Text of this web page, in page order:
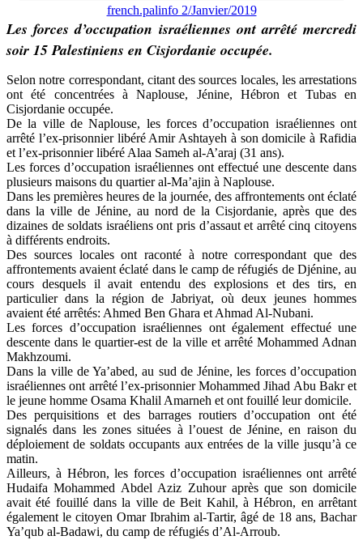
french.palinfo 2/Janvier/2019
Les forces d’occupation israéliennes ont arrêté mercredi
soir 15 Palestiniens en Cisjordanie occupée.
Selon notre correspondant, citant des sources locales, les arrestations
ont été concentrées à Naplouse, Jénine, Hébron et Tubas en
Cisjordanie occupée.
De la ville de Naplouse, les forces d’occupation israéliennes ont
arrêté l’ex-prisonnier libéré Amir Ashtayeh à son domicile à Rafidia
et l’ex-prisonnier libéré Alaa Sameh al-A’araj (31 ans).
Les forces d’occupation israéliennes ont effectué une descente dans
plusieurs maisons du quartier al-Ma’ajin à Naplouse.
Dans les premières heures de la journée, des affrontements ont éclaté
dans la ville de Jénine, au nord de la Cisjordanie, après que des
dizaines de soldats israéliens ont pris d’assaut et arrêté cinq citoyens
à différents endroits.
Des sources locales ont raconté à notre correspondant que des
affrontements avaient éclaté dans le camp de réfugiés de Djénine, au
cours desquels il avait entendu des explosions et des tirs, en
particulier dans la région de Jabriyat, où deux jeunes hommes
avaient été arrêtés: Ahmed Ben Ghara et Ahmad Al-Nubani.
Les forces d’occupation israéliennes ont également effectué une
descente dans le quartier-est de la ville et arrêté Mohammed Adnan
Makhzoumi.
Dans la ville de Ya’abed, au sud de Jénine, les forces d’occupation
israéliennes ont arrêté l’ex-prisonnier Mohammed Jihad Abu Bakr et
le jeune homme Osama Khalil Amarneh et ont fouillé leur domicile.
Des perquisitions et des barrages routiers d’occupation ont été
signalés dans les zones situées à l’ouest de Jénine, en raison du
déploiement de soldats occupants aux entrées de la ville jusqu’à ce
matin.
Ailleurs, à Hébron, les forces d’occupation israéliennes ont arrêté
Hudaifa Mohammed Abdel Aziz Zuhour après que son domicile
avait été fouillé dans la ville de Beit Kahil, à Hébron, en arrêtant
également le citoyen Omar Ibrahim al-Tartir, âgé de 18 ans, Bachar
Ya’qub al-Badawi, du camp de réfugiés d’Al-Arroub.